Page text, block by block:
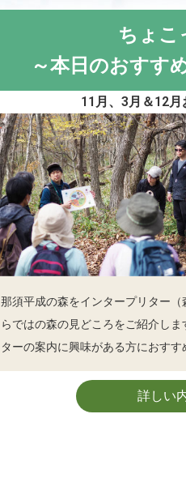
ちょこ
～本日のおすす
11月、3月＆12
那須平成の森をインタープリター
らではの森の見どころをご紹介し
ターの案内に興味がある方におす
詳しい